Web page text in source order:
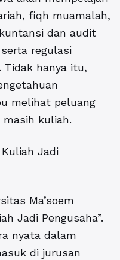
fiqh muamalah,
dan audit
regulasi
Tidak hanya itu,
melihat peluang
kuliah.
Jadi
Ma’soem
Jadi Pengusaha”.
nyata dalam
di jurusan